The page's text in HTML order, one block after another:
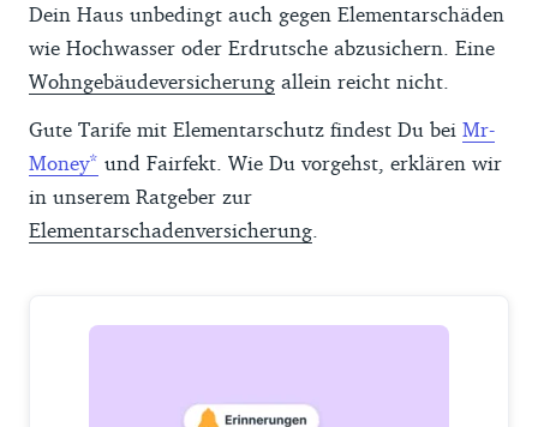
Dein Haus unbedingt auch gegen Elementarschäden
wie Hochwasser oder Erdrutsche abzusichern. Eine
Wohngebäudeversicherung allein reicht nicht.
Gute Tarife mit Elementarschutz findest Du bei Mr-
Money
und Fairfekt. Wie Du vorgehst, erklären wir
in unserem Ratgeber zur
Elementarschadenversicherung